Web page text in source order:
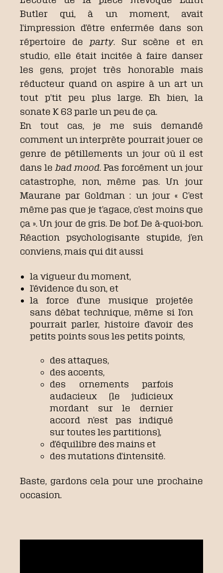
Butler qui, à un moment, avait
l’impression d’être enfermée dans son
répertoire de party. Sur scène et en
studio, elle était incitée à faire danser
les gens, projet très honorable mais
réducteur quand on aspire à un art un
tout p’tit peu plus large. Eh bien, la
sonate K 63 parle un peu de ça.
En tout cas, je me suis demandé
comment un interprète pourrait jouer ce
genre de pétillements un jour où il est
dans le bad mood. Pas forcément un jour
catastrophe, non, même pas. Un jour
Maurane par Goldman : un jour « C’est
même pas que je t’agace, c’est moins que
ça ». Un jour de gris. De bof. De à-quoi-bon.
Réaction psychologisante stupide, j’en
conviens, mais qui dit aussi
la vigueur du moment,
l’évidence du son, et
la force d’une musique projetée
sans débat technique, même si l’on
pourrait parler, histoire d’avoir des
petits points sous les petits points,
des attaques,
des accents,
des ornements parfois
audacieux (le judicieux
mordant sur le dernier
accord n’est pas indiqué
sur toutes les partitions),
d’équilibre des mains et
des mutations d’intensité.
Baste, gardons cela pour une prochaine
occasion.